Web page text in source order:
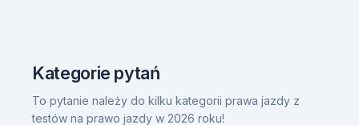
Kategorie pytań
To pytanie należy do kilku kategorii prawa jazdy z
testów na prawo jazdy w 2026 roku!